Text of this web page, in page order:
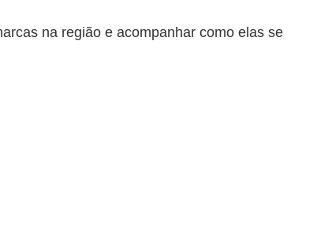
na região e acompanhar como elas se